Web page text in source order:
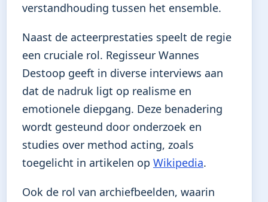
verstandhouding tussen het ensemble.
Naast de acteerprestaties speelt de regie
een cruciale rol. Regisseur Wannes
Destoop geeft in diverse interviews aan
dat de nadruk ligt op realisme en
emotionele diepgang. Deze benadering
wordt gesteund door onderzoek en
studies over method acting, zoals
toegelicht in artikelen op Wikipedia.
Ook de rol van archiefbeelden, waarin